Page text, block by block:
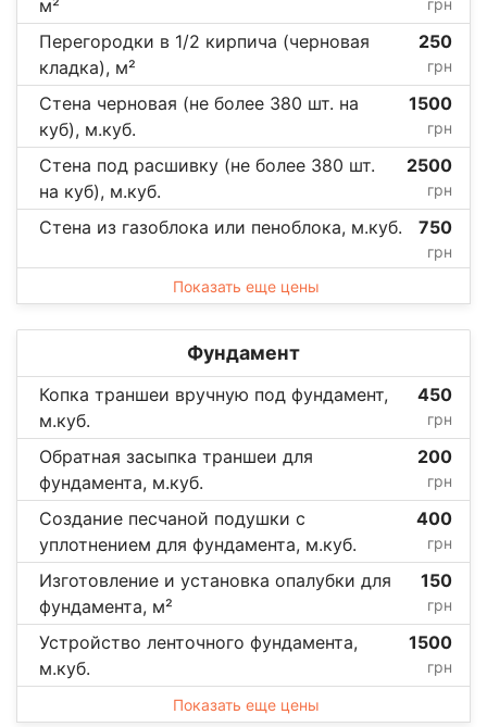
м² грн
Перегородки в 1/2 кирпича (черновая
кладка), м²
250
грн
Стена черновая (не более 380 шт. на
куб), м.куб.
1500
грн
Стена под расшивку (не более 380 шт.
на куб), м.куб.
2500
грн
Стена из газоблока или пеноблока, м.куб. 750
грн
Показать еще цены
Фундамент
Копка траншеи вручную под фундамент,
м.куб.
450
грн
Обратная засыпка траншеи для
фундамента, м.куб.
200
грн
Создание песчаной подушки с
уплотнением для фундамента, м.куб.
400
грн
Изготовление и установка опалубки для
фундамента, м²
150
грн
Устройство ленточного фундамента,
м.куб.
1500
грн
Показать еще цены